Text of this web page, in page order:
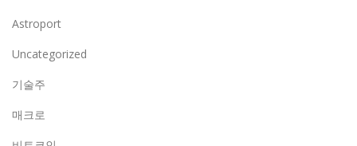
Astroport
Uncategorized
기술주
매크로